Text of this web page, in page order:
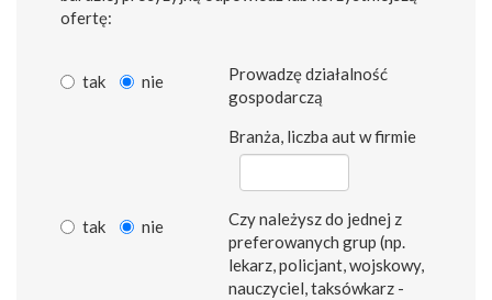
ofertę:
tak nie
Prowadzę działalność
gospodarczą
Branża, liczba aut w firmie
tak nie
Czy należysz do jednej z
preferowanych grup (np.
lekarz, policjant, wojskowy,
nauczyciel, taksówkarz -